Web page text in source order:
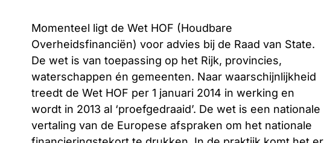
Momenteel ligt de Wet HOF (Houdbare
Overheidsfinanciën) voor advies bij de Raad van State.
De wet is van toepassing op het Rijk, provincies,
waterschappen én gemeenten. Naar waarschijnlijkheid
treedt de Wet HOF per 1 januari 2014 in werking en
wordt in 2013 al ‘proefgedraaid’. De wet is een nationale
vertaling van de Europese afspraken om het nationale